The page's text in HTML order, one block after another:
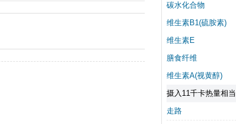
碳水化合物
维生素B1(硫胺素)
维生素E
膳食纤维
维生素A(视黄醇)
摄入11千卡热量相
走路